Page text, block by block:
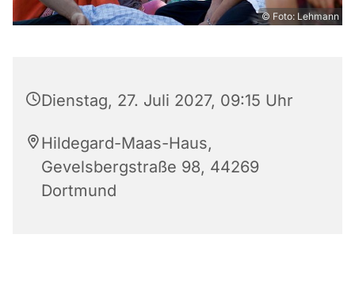
© Foto: Lehmann
Dienstag, 27. Juli 2027, 09:15 Uhr
Hildegard-Maas-Haus,
Gevelsbergstraße 98, 44269
Dortmund